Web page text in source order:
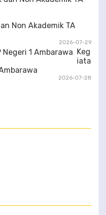
Non Akademik TA
2026-07-29
Keg
iata
2026-07-28